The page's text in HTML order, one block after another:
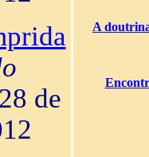
de
A